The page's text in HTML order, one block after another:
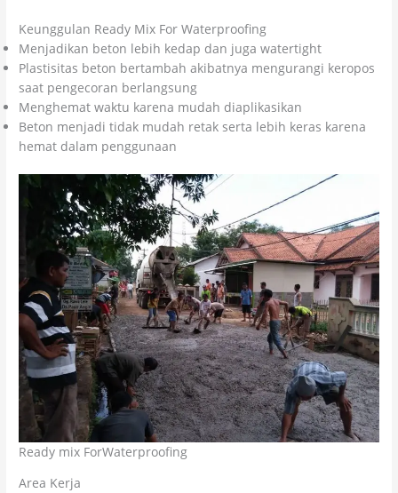
Keunggulan Ready Mix For Waterproofing
Menjadikan beton lebih kedap dan juga watertight
Plastisitas beton bertambah akibatnya mengurangi keropos
saat pengecoran berlangsung
Menghemat waktu karena mudah diaplikasikan
Beton menjadi tidak mudah retak serta lebih keras karena
hemat dalam penggunaan
Ready mix ForWaterproofing
Area Kerja